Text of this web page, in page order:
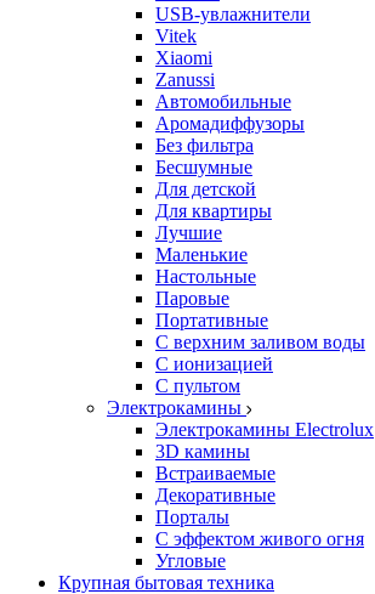
USB-увлажнители
Vitek
Xiaomi
Zanussi
Автомобильные
Аромадиффузоры
Без фильтра
Бесшумные
Для детской
Для квартиры
Лучшие
Маленькие
Настольные
Паровые
Портативные
С верхним заливом воды
С ионизацией
С пультом
Электрокамины
Электрокамины Electrolux
3D камины
Встраиваемые
Декоративные
Порталы
С эффектом живого огня
Угловые
Крупная бытовая техника